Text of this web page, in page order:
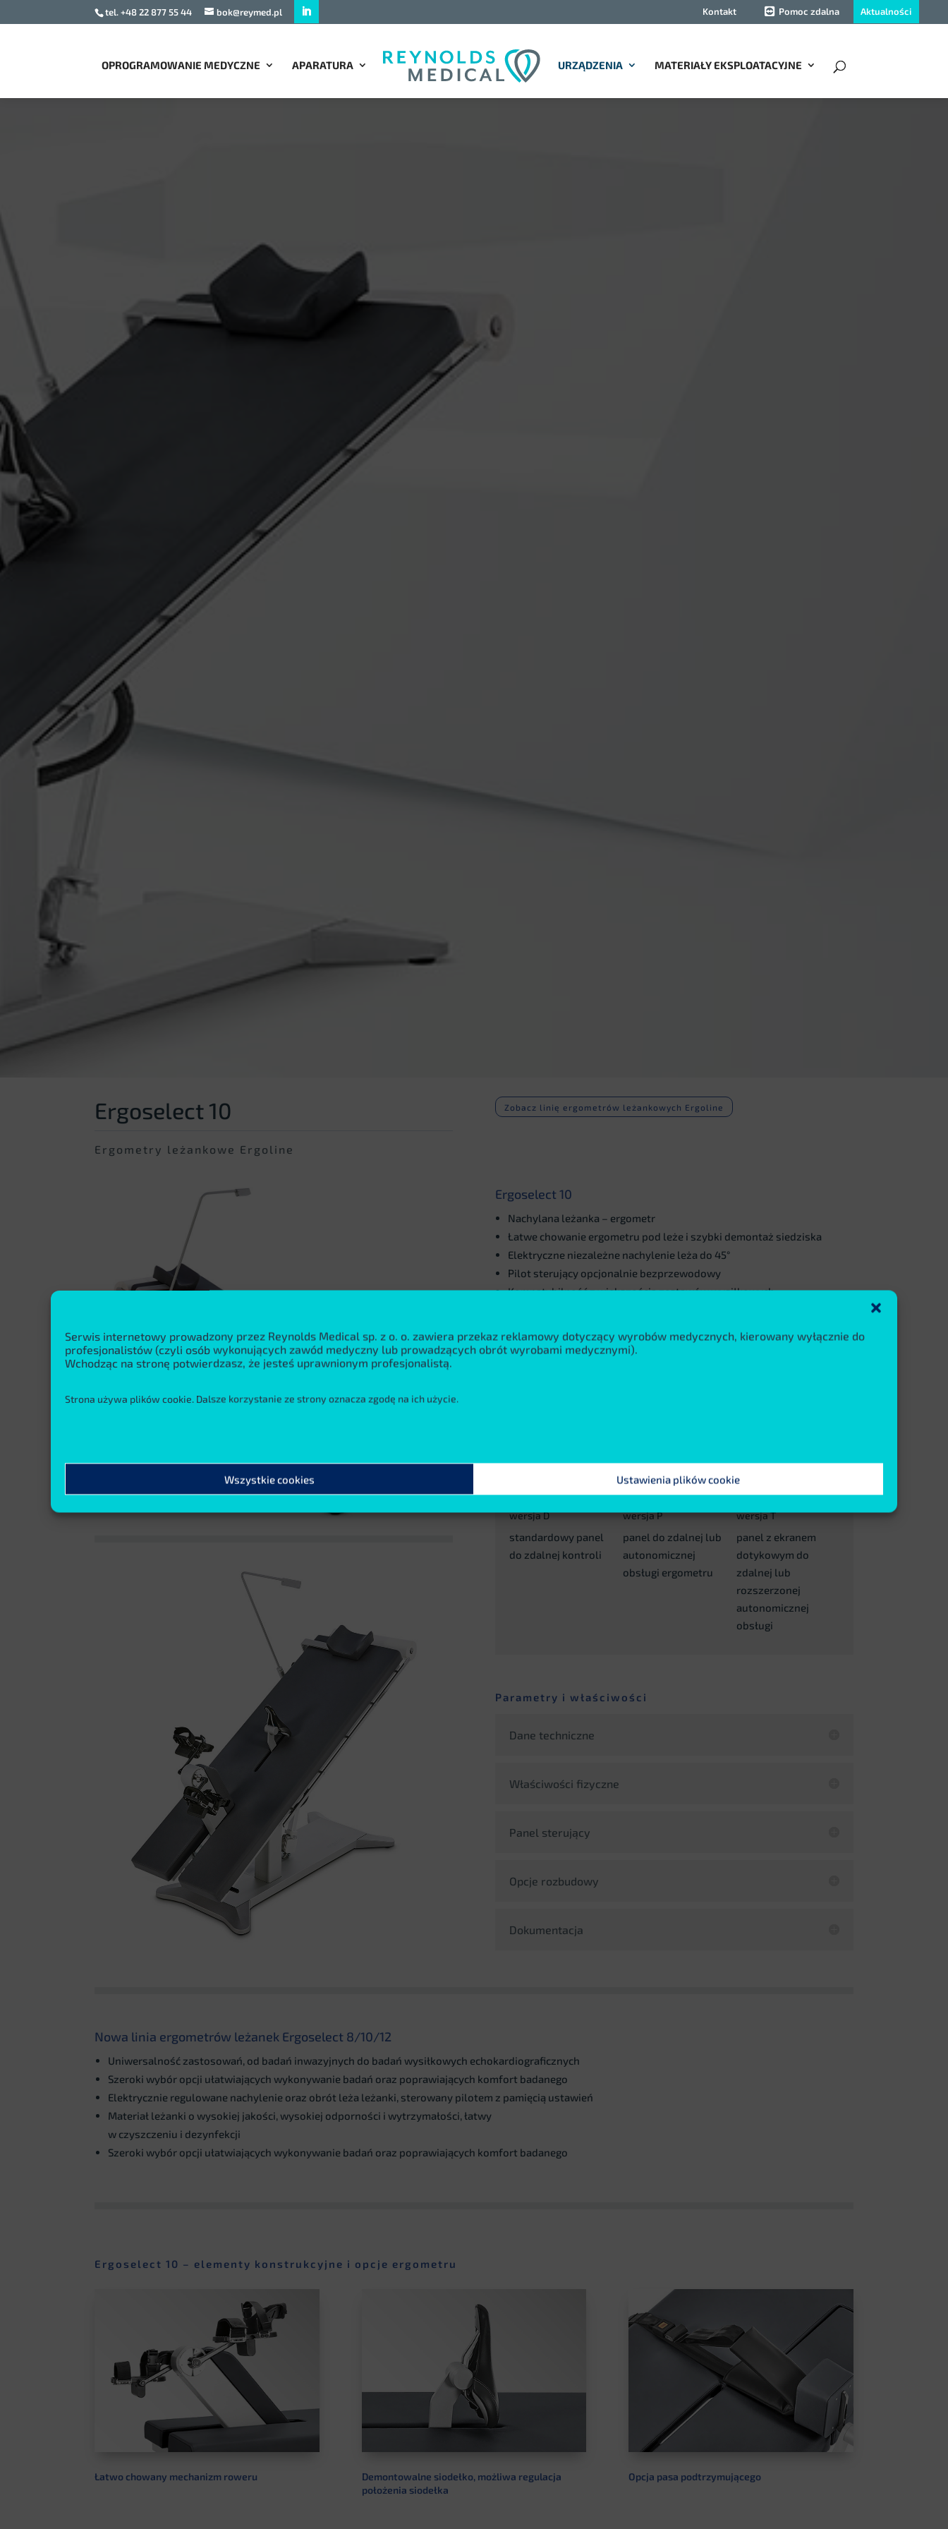
Serwis internetowy prowadzony przez Reynolds Medical sp. z o. o. zawiera przekaz reklamowy dotyczący wyrobów medycznych, kierowany wyłącznie do
profesjonalistów (czyli osób wykonujących zawód medyczny lub prowadzących obrót wyrobami medycznymi).
Wchodząc na stronę potwierdzasz, że jesteś uprawnionym profesjonalistą.
Strona używa plików cookie. Dalsze korzystanie ze strony oznacza zgodę na ich użycie.
Wszystkie cookies Ustawienia plików cookie
tel. +48 22 877 55 44 bok@reymed.pl Kontakt Pomoc zdalna Aktualności
OPROGRAMOWANIE MEDYCZNE APARATURA URZĄDZENIA MATERIAŁY EKSPLOATACYJNE
Ergoselect 10
Ergometry leżankowe Ergoline
Zobacz linię ergometrów leżankowych Ergoline
Ergoselect 10
Nachylana leżanka – ergometr
Łatwe chowanie ergometru pod leże i szybki demontaż siedziska
Elektryczne niezależne nachylenie leża do 45°
Pilot sterujący opcjonalnie bezprzewodowy
Kompatybilność z większością zestawów wysiłkowych
wersja D
standardowy panel
do zdalnej kontroli
wersja P
panel do zdalnej lub
autonomicznej
obsługi ergometru
wersja T
panel z ekranem
dotykowym do
zdalnej lub
rozszerzonej
autonomicznej
obsługi
Parametry i właściwości
Dane techniczne
Właściwości fizyczne
Panel sterujący
Opcje rozbudowy
Dokumentacja
Nowa linia ergometrów leżanek Ergoselect 8/10/12
Uniwersalność zastosowań, od badań inwazyjnych do badań wysiłkowych echokardiograficznych
Szeroki wybór opcji ułatwiających wykonywanie badań oraz poprawiających komfort badanego
Elektrycznie regulowane nachylenie oraz obrót leża leżanki, sterowany pilotem z pamięcią ustawień
Materiał leżanki o wysokiej jakości, wysokiej odporności i wytrzymałości, łatwy
w czyszczeniu i dezynfekcji
Szeroki wybór opcji ułatwiających wykonywanie badań oraz poprawiających komfort badanego
Ergoselect 10 – elementy konstrukcyjne i opcje ergometru
Łatwo chowany mechanizm roweru
Demontowalne siodełko, możliwa regulacja
położenia siodełka
Opcja pasa podtrzymującego